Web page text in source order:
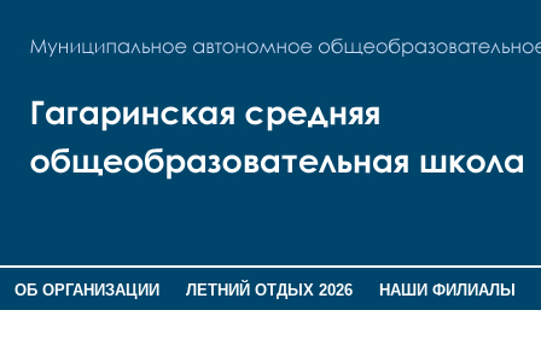
ОБ ОРГАНИЗАЦИИ ЛЕТНИЙ ОТДЫХ 2026
НАШИ ФИЛИАЛЫ